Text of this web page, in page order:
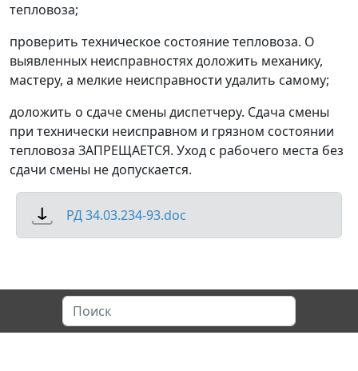
тепловоза;
проверить техническое состояние тепловоза. О
выявленных неисправностях доложить механику,
мастеру, а мелкие неисправности удалить самому;
доложить о сдаче смены диспетчеру. Сдача смены
при технически неисправном и грязном состоянии
тепловоза ЗАПРЕЩАЕТСЯ. Уход с рабочего места без
сдачи смены не допускается.
РД 34.03.234-93.doc